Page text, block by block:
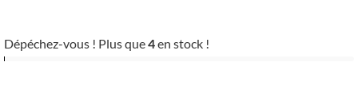
Dépéchez-vous ! Plus que4en stock !